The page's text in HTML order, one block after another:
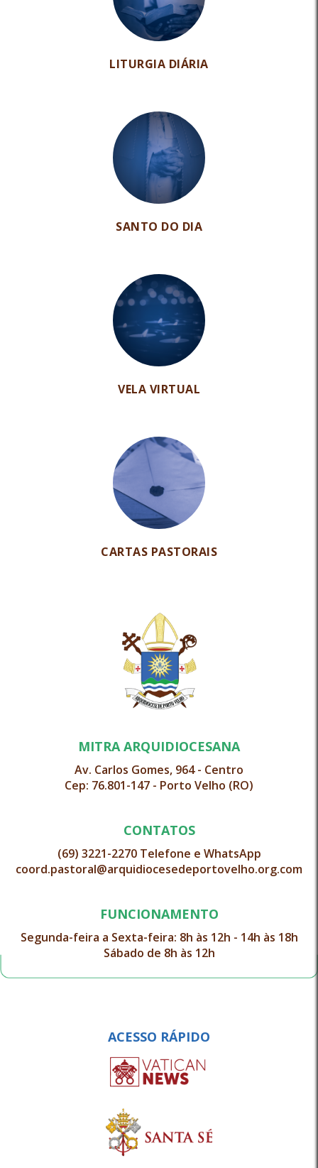
LITURGIA DIÁRIA
SANTO DO DIA
VELA VIRTUAL
CARTAS PASTORAIS
MITRA ARQUIDIOCESANA
Av. Carlos Gomes, 964 - Centro
Cep: 76.801-147 - Porto Velho (RO)
CONTATOS
(69) 3221-2270 Telefone e WhatsApp
coord.pastoral@arquidiocesedeportovelho.org.com
FUNCIONAMENTO
Segunda-feira a Sexta-feira: 8h às 12h - 14h às 18h
Sábado de 8h às 12h
ACESSO RÁPIDO